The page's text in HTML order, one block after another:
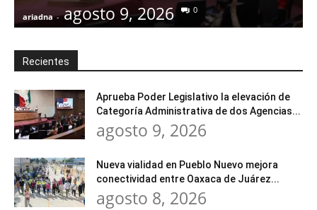
ariadna - agosto 9, 2026 0
Recientes
Aprueba Poder Legislativo la elevación de
Categoría Administrativa de dos Agencias...
agosto 9, 2026
Nueva vialidad en Pueblo Nuevo mejora
conectividad entre Oaxaca de Juárez...
agosto 8, 2026